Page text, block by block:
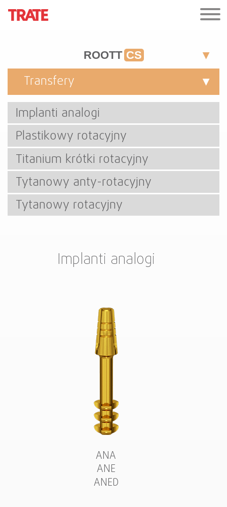
ROOTT CS
Transfery
Implanti analogi
Plastikowy rotacyjny
Titanium krótki rotacyjny
Tytanowy anty-rotacyjny
Tytanowy rotacyjny
Implanti analogi
ANA
ANE
ANED